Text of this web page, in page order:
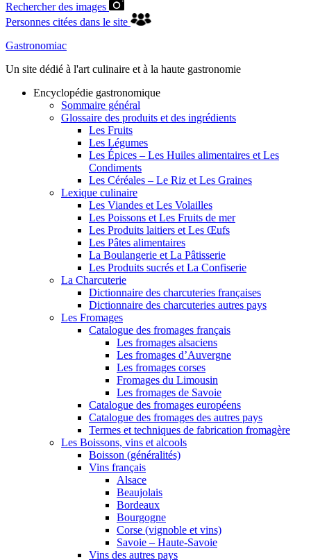
Rechercher des images
Personnes citées dans le site
Gastronomiac
Un site dédié à l'art culinaire et à la haute gastronomie
Encyclopédie gastronomique
Sommaire général
Glossaire des produits et des ingrédients
Les Fruits
Les Légumes
Les Épices – Les Huiles alimentaires et Les
Condiments
Les Céréales – Le Riz et Les Graines
Lexique culinaire
Les Viandes et Les Volailles
Les Poissons et Les Fruits de mer
Les Produits laitiers et Les Œufs
Les Pâtes alimentaires
La Boulangerie et La Pâtisserie
Les Produits sucrés et La Confiserie
La Charcuterie
Dictionnaire des charcuteries françaises
Dictionnaire des charcuteries autres pays
Les Fromages
Catalogue des fromages français
Les fromages alsaciens
Les fromages d’Auvergne
Les fromages corses
Fromages du Limousin
Les fromages de Savoie
Catalogue des fromages européens
Catalogue des fromages des autres pays
Termes et techniques de fabrication fromagère
Les Boissons, vins et alcools
Boisson (généralités)
Vins français
Alsace
Beaujolais
Bordeaux
Bourgogne
Corse (vignoble et vins)
Savoie – Haute-Savoie
Vins des autres pays